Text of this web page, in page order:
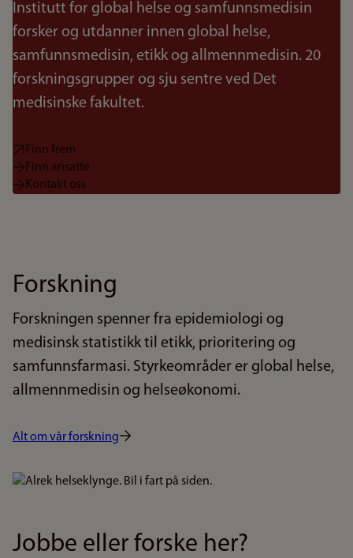
Institutt for global helse og samfunnsmedisin
forsker og utdanner innen global helse,
samfunnsmedisin, etikk og allmennmedisin. 20
forskningsgrupper og sju sentre ved Det
medisinske fakultet.
Finn frem
Finn ansatte
Kontakt oss
Forskning
Forskningen spenner fra epidemiologi og
medisinsk statistikk til etikk, prioritering og
samfunnsfarmasi. Styrkeområder er global helse,
allmennmedisin og helseøkonomi.
Alt om vår forskning
Bilde
Jobbe eller forske her?